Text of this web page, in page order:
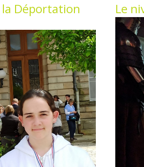
la Déportation Le